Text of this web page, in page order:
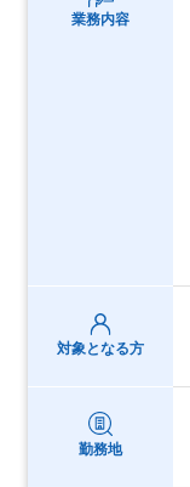
業務内容
対象となる方
勤務地